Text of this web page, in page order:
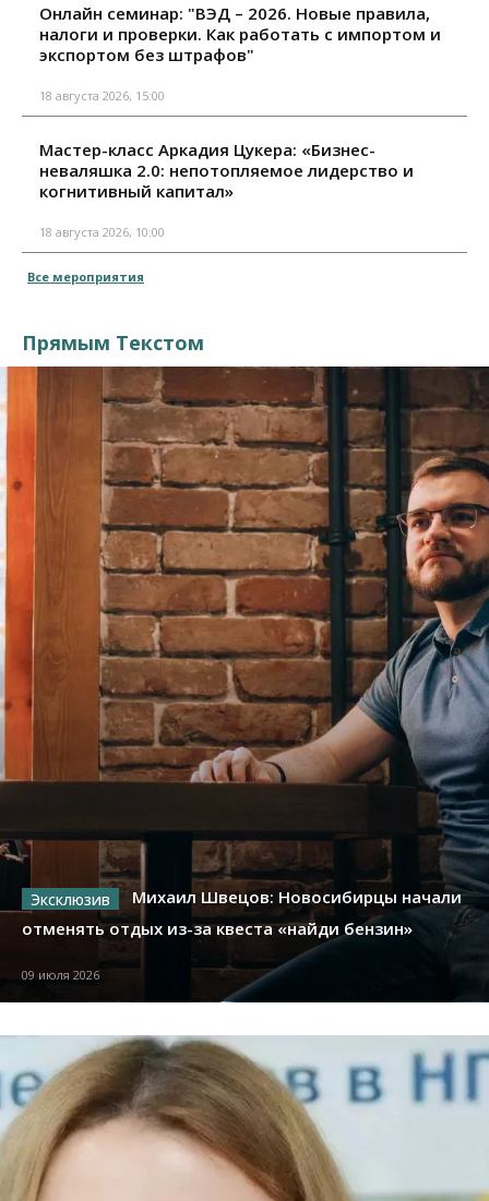
Онлайн семинар: "ВЭД – 2026. Новые правила,
налоги и проверки. Как работать с импортом и
экспортом без штрафов"
18 августа 2026, 15:00
Мастер-класс Аркадия Цукера: «Бизнес-
неваляшка 2.0: непотопляемое лидерство и
когнитивный капитал»
18 августа 2026, 10:00
Все мероприятия
Прямым Текстом
Михаил Швецов: Новосибирцы начали
отменять отдых из-за квеста «найди бензин»
09 июля 2026